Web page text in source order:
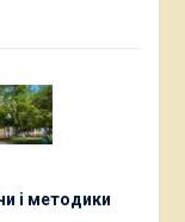
і методики